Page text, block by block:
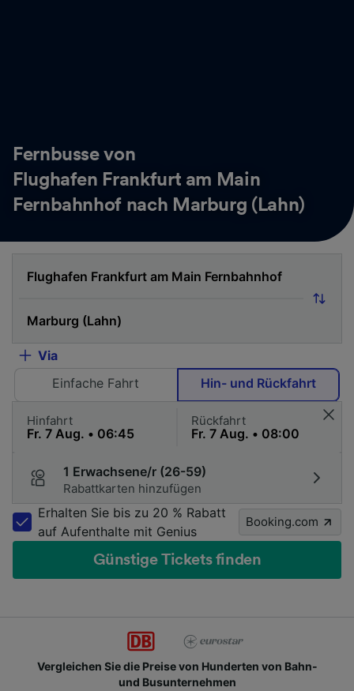
Fernbusse von
Flughafen Frankfurt am Main
Fernbahnhof nach Marburg (Lahn)
Via
Einfache Fahrt
Hin- und Rückfahrt
Hinfahrt Rückfahrt
1 Erwachsene/r (26-59)
Rabattkarten hinzufügen
Erhalten Sie bis zu 20 % Rabatt
auf Aufenthalte mit Genius
Booking.com
Günstige Tickets finden
Vergleichen Sie die Preise von Hunderten von Bahn-
und Busunternehmen